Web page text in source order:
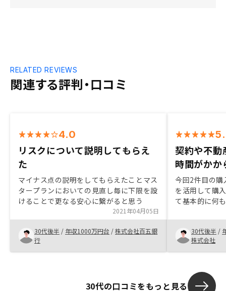
関連する評判・口コミ
RELATED REVIEWS
4.0
リスクについて説明してもらえ
た
マイナス点の説明をしてもらえたことマス
タープランにおいての見直し毎に下限を設
けることで更なる安心に繋がると思う
2021年04月05日
30代後半 / 年収1000万円台 /株式会社百五銀
行
契約や不動
時間がかか
今回2件目の
を活用して購
て基本的に何
踏まえ、購入
また、物件数
もあるが、購
あると思って
30代後半 /
株式会社
30代の口コミをもっと見る